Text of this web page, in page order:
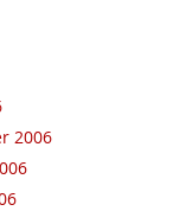
2006